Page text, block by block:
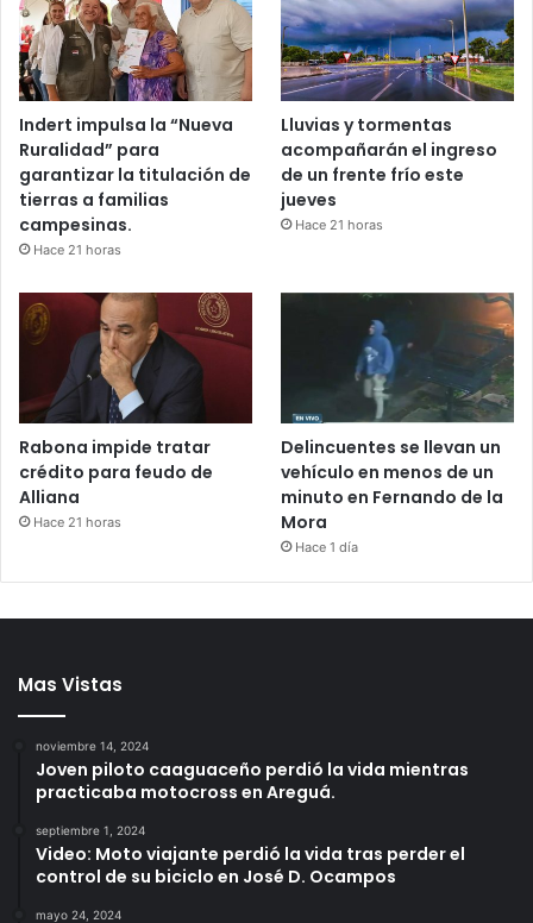
Indert impulsa la “Nueva
Ruralidad” para
garantizar la titulación de
tierras a familias
campesinas.
Hace 21 horas
Lluvias y tormentas
acompañarán el ingreso
de un frente frío este
jueves
Hace 21 horas
Rabona impide tratar
crédito para feudo de
Alliana
Hace 21 horas
Delincuentes se llevan un
vehículo en menos de un
minuto en Fernando de la
Mora
Hace 1 día
Mas Vistas
noviembre 14, 2024
Joven piloto caaguaceño perdió la vida mientras
practicaba motocross en Areguá.
septiembre 1, 2024
Video: Moto viajante perdió la vida tras perder el
control de su biciclo en José D. Ocampos
mayo 24, 2024